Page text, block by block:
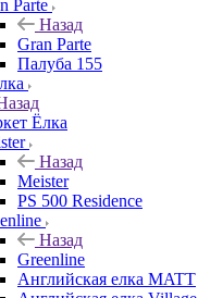
Parte
Назад
Gran Parte
Палуба 155
Ёлка
Назад
Meister
PS 500 Residence
Назад
Greenline
Английская елка MATT